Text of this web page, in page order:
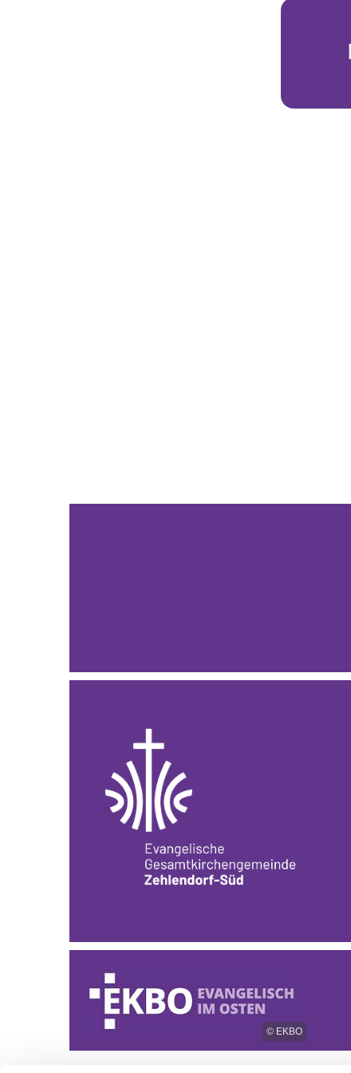
© EKBO